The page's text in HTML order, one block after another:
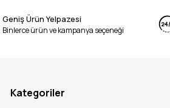
Geniş Ürün Yelpazesi
Binlerce ürün ve kampanya seçeneği
Kategoriler